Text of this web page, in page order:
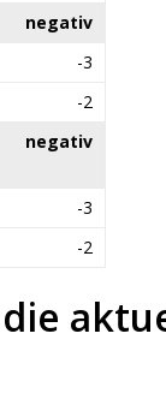
negativ
-3
-2
negativ
-3
-2